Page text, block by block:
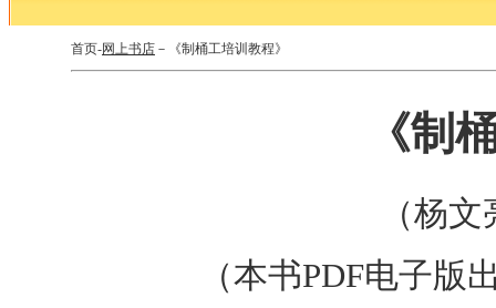
首页-网上书店 －《制桶工培训教程》
《制
（杨
（本书PDF电子版